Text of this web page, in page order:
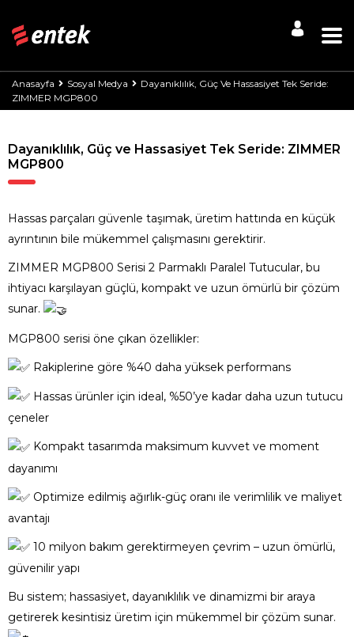
Anasayfa Sosyal Medya
Dayanıklılık, Güç Ve Hassasiyet Tek Seride:
ZIMMER MGP800
Dayanıklılık, Güç ve Hassasiyet Tek Seride: ZIMMER
MGP800
Hassas parçaları güvenle taşımak, üretim hattında en küçük
ayrıntının bile mükemmel çalışmasını gerektirir.
ZIMMER MGP800 Serisi 2 Parmaklı Paralel Tutucular, bu
ihtiyacı karşılayan güçlü, kompakt ve uzun ömürlü bir çözüm
sunar.
MGP800 serisi öne çıkan özellikler:
Rakiplerine göre %40 daha yüksek performans
Hassas ürünler için ideal, %50’ye kadar daha uzun tutucu
çeneler
Kompakt tasarımda maksimum kuvvet ve moment
dayanımı
Optimize edilmiş ağırlık-güç oranı ile verimlilik ve maliyet
avantajı
10 milyon bakım gerektirmeyen çevrim – uzun ömürlü,
güvenilir yapı
Bu sistem; hassasiyet, dayanıklılık ve dinamizmi bir araya
getirerek kesintisiz üretim için mükemmel bir çözüm sunar.